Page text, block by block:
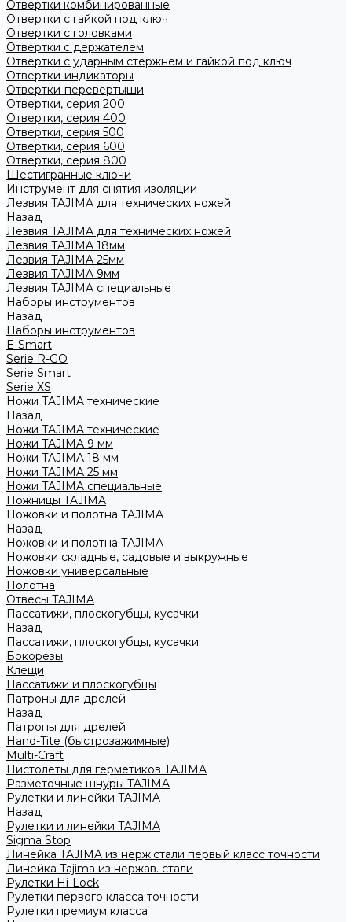
Отвертки комбинированные
Отвертки с гайкой под ключ
Отвертки с головками
Отвертки с держателем
Отвертки с ударным стержнем и гайкой под ключ
Отвертки-индикаторы
Отвертки-перевертыши
Отвертки, серия 200
Отвертки, серия 400
Отвертки, серия 500
Отвертки, серия 600
Отвертки, серия 800
Шестигранные ключи
Инструмент для снятия изоляции
Лезвия TAJIMA для технических ножей
Назад
Лезвия TAJIMA для технических ножей
Лезвия TAJIMA 18мм
Лезвия TAJIMA 25мм
Лезвия TAJIMA 9мм
Лезвия TAJIMA специальные
Наборы инструментов
Назад
Наборы инструментов
E-Smart
Serie R-GO
Serie Smart
Serie XS
Ножи TAJIMA технические
Назад
Ножи TAJIMA технические
Ножи TAJIMA 9 мм
Ножи TAJIMA 18 мм
Ножи TAJIMA 25 мм
Ножи TAJIMA специальные
Ножницы TAJIMA
Ножовки и полотна TAJIMA
Назад
Ножовки и полотна TAJIMA
Ножовки складные, садовые и выкружные
Ножовки универсальные
Полотна
Отвесы TAJIMA
Пассатижи, плоскогубцы, кусачки
Назад
Пассатижи, плоскогубцы, кусачки
Бокорезы
Клещи
Пассатижи и плоскогубцы
Патроны для дрелей
Назад
Патроны для дрелей
Hand-Tite (быстрозажимные)
Multi-Craft
Пистолеты для герметиков TAJIMA
Разметочные шнуры TAJIMA
Рулетки и линейки TAJIMA
Назад
Рулетки и линейки TAJIMA
Sigma Stop
Линейка TAJIMA из нерж.стали первый класс точности
Линейка Tajima из нержав. стали
Рулетки Hi-Lock
Рулетки первого класса точности
Рулетки премиум класса